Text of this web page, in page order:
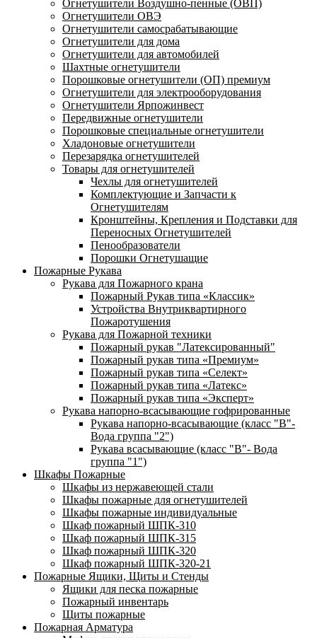
Огнетушители Воздушно-пенные (ОВП)
Огнетушители ОВЭ
Огнетушители самосрабатывающие
Огнетушители для дома
Огнетушители для автомобилей
Шахтные огнетушители
Порошковые огнетушители (ОП) премиум
Огнетушители для электрооборудования
Огнетушители Ярпожинвест
Передвижные огнетушители
Порошковые специальные огнетушители
Хладоновые огнетушители
Перезарядка огнетушителей
Товары для огнетушителей
Чехлы для огнетушителей
Комплектующие и Запчасти к
Огнетушителям
Кронштейны, Крепления и Подставки для
Переносных Огнетушителей
Пенообразователи
Порошки Огнетушащие
Пожарные Рукава
Рукава для Пожарного крана
Пожарный Рукав типа «Классик»
Устройства Внутриквартирного
Пожаротушения
Рукава для Пожарной техники
Пожарный рукав "Латексированный"
Пожарный рукав типа «Премиум»
Пожарный рукав типа «Селект»
Пожарный рукав типа «Латекс»
Пожарный рукав типа «Эксперт»
Рукава напорно-всасывающие гофрированные
Рукава напорно-всасывающие (класс "В"-
Вода группа "2")
Рукава всасывающие (класс "В"- Вода
группа "1")
Шкафы Пожарные
Шкафы из нержавеющей стали
Шкафы пожарные для огнетушителей
Шкафы пожарные индивидуальные
Шкаф пожарный ШПК-310
Шкаф пожарный ШПК-315
Шкаф пожарный ШПК-320
Шкаф пожарный ШПК-320-21
Пожарные Ящики, Щиты и Стенды
Ящики для песка пожарные
Пожарный инвентарь
Щиты пожарные
Пожарная Арматура